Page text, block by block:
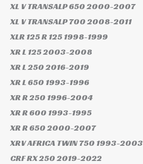
XL V TRANSALP 6502000-2007
XL V TRANSALP 7002008-2011
XLR 125 R 1251998-1999
XR L 1252003-2008
XR L 2502016-2019
XR L 650 1993-1996
XR R 250 1996-2004
XR R 600 1993-1995
XR R 6502000-2007
XRV AFRICA TWIN 750 1993-2003
CRF RX 2502019-2022